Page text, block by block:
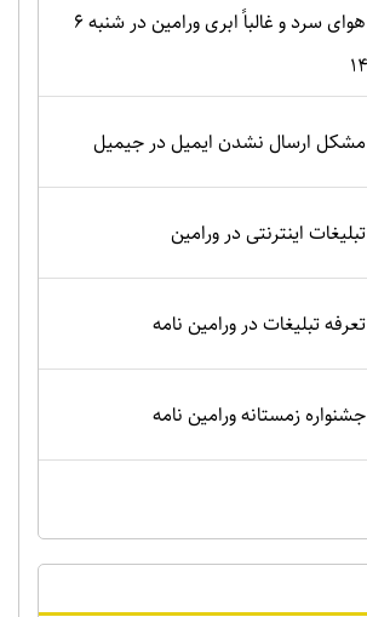
هوای سرد و غالباً ابری ورامین در شنبه ۶
مشکل ارسال نشدن ایمیل در جیمیل
تبلیغات اینترنتی در ورامین
تعرفه تبلیغات در ورامین نامه
جشنواره زمستانه ورامین نامه